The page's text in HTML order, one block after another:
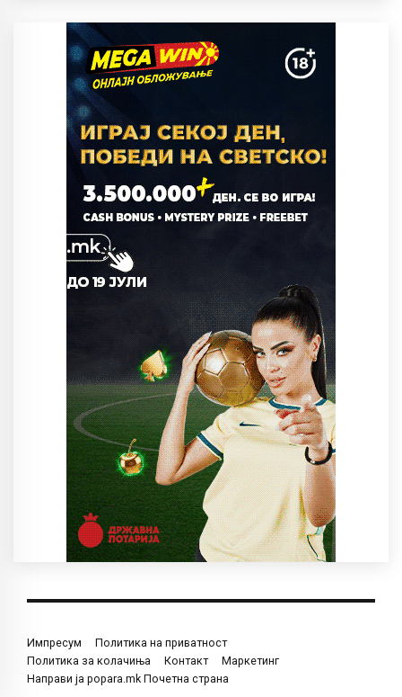
Импресум
Политика на приватност
Политика за колачиња
Контакт
Маркетинг
Направи ја popara.mk Почетна страна